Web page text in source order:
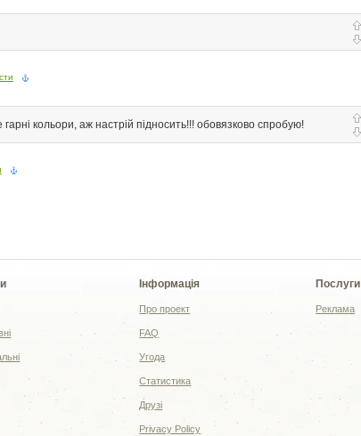
кольори, аж настрій підносить!!! обовязково спробую!
Інформація
Про проект
FAQ
Угода
Статистика
Друзі
Privacy Policy
Послуги
Реклама